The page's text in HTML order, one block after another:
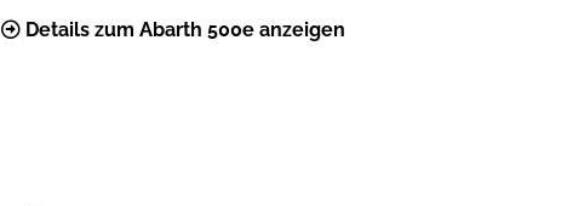
Details zum Abarth 500e anzeigen